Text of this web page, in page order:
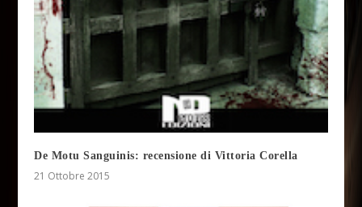
De Motu Sanguinis: recensione di Vittoria Corella
21 Ottobre 2015